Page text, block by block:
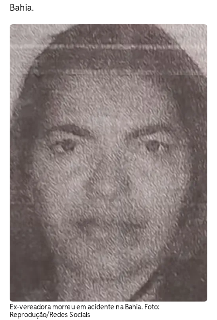
Bahia.
Ex-vereadora morreu em acidente na Bahia. Foto:
Reprodução/Redes Sociais